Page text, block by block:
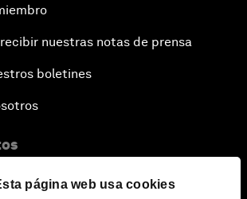
página web usa cookies
nuestras notas de prensa
boletines
el Foro